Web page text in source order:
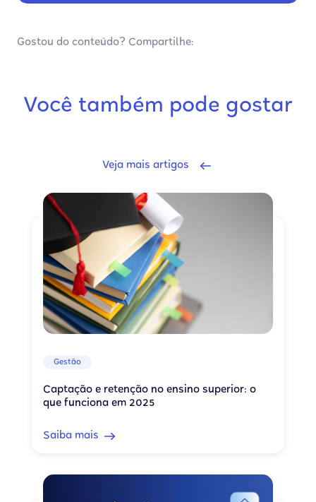
Gostou do conteúdo? Compartilhe:
Você também pode gostar
Veja mais artigos
Gestão
Captação e retenção no ensino superior: o
que funciona em 2025
Saiba mais